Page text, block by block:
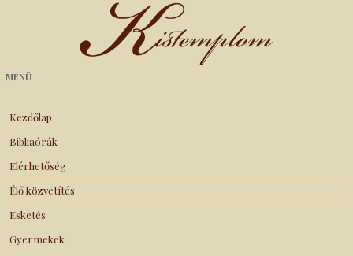
Kistemplom
MENÜ
Kezdőlap
Bibliaórák
Elérhetőség
Élő közvetítés
Esketés
Gyermekek